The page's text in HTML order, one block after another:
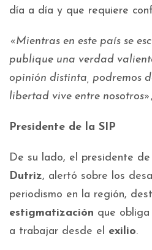
día a día y que requiere
«Mientras en este país se
publique una verdad
opinión distinta, podremos
libertad vive entre nosotros»
Presidente de la SIP
De su lado, el presidente de
Dutriz, alertó sobre los
periodismo en la región,
estigmatización que
a trabajar desde el exilio.